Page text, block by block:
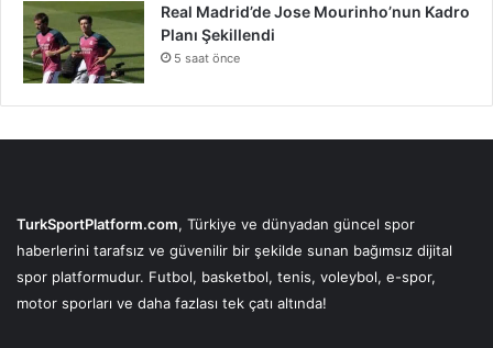
Real Madrid’de Jose Mourinho’nun Kadro
Planı Şekillendi
5 saat önce
TurkSportPlatform.com, Türkiye ve dünyadan güncel spor
haberlerini tarafsız ve güvenilir bir şekilde sunan bağımsız dijital
spor platformudur. Futbol, basketbol, tenis, voleybol, e-spor,
motor sporları ve daha fazlası tek çatı altında!